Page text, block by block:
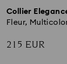
Collier
Fleur,
215 EUR